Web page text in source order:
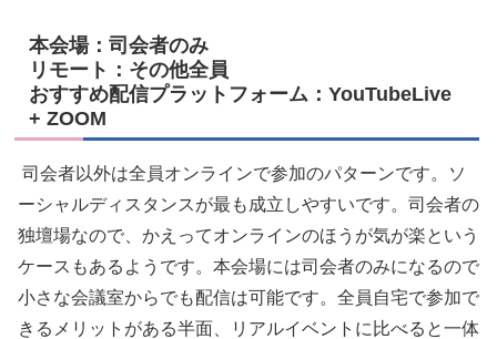
本会場：司会者のみ
リモート：その他全員
おすすめ配信プラットフォーム：YouTubeLive
+ ZOOM
司会者以外は全員オンラインで参加のパターンです。ソ
ーシャルディスタンスが最も成立しやすいです。司会者の
独壇場なので、かえってオンラインのほうが気が楽という
ケースもあるようです。本会場には司会者のみになるので
小さな会議室からでも配信は可能です。全員自宅で参加で
きるメリットがある半面、リアルイベントに比べると一体